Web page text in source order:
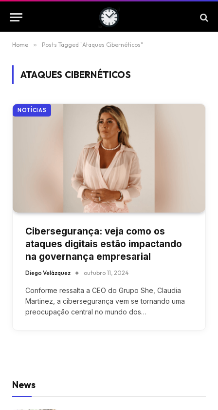
Home » Posts Tagged "Ataques Cibernéticos"
ATAQUES CIBERNÉTICOS
NOTÍCIAS
Cibersegurança: veja como os
ataques digitais estão impactando
na governança empresarial
Diego Velázquez outubro 11, 2024
Conforme ressalta a CEO do Grupo She, Claudia
Martinez, a cibersegurança vem se tornando uma
preocupação central no mundo dos…
News